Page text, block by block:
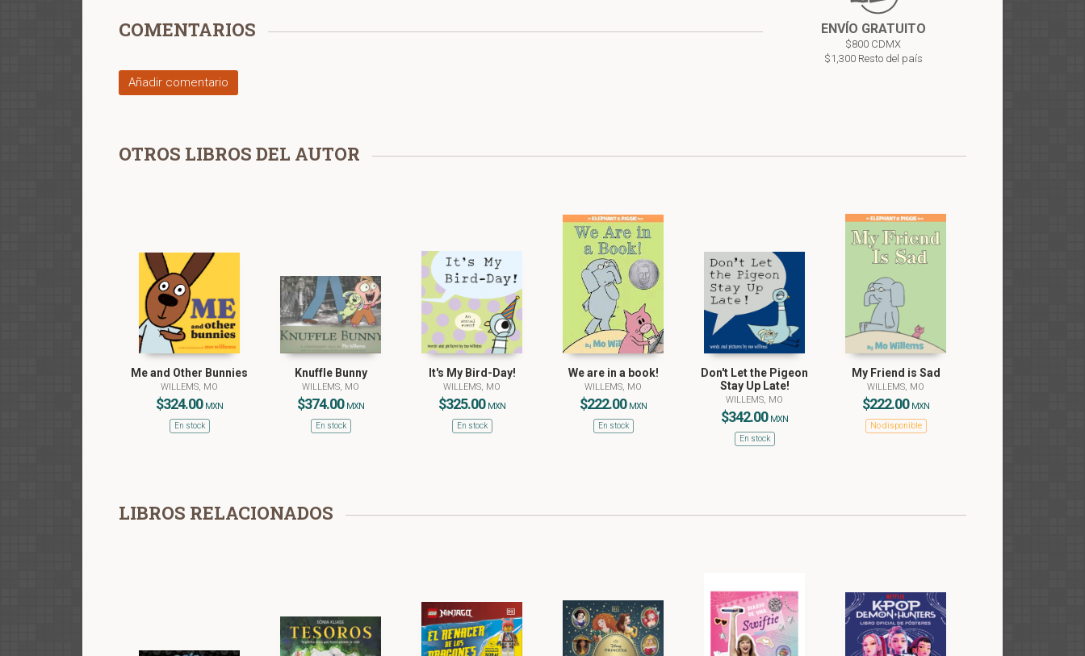
COMENTARIOS
Añadir comentario
ENVÍO GRATUITO
$800 CDMX
$1,300 Resto del país
OTROS LIBROS DEL AUTOR
Me and Other Bunnies
WILLEMS, MO
$324.00 MXN
En stock
Knuffle Bunny
WILLEMS, MO
$374.00 MXN
En stock
It's My Bird-Day!
WILLEMS, MO
$325.00 MXN
En stock
We are in a book!
WILLEMS, MO
$222.00 MXN
En stock
Don't Let the Pigeon
Stay Up Late!
WILLEMS, MO
$342.00 MXN
En stock
My Friend is Sad
WILLEMS, MO
$222.00 MXN
No disponible
LIBROS RELACIONADOS